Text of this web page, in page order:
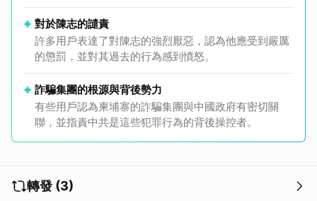
對於陳志的譴責
許多用戶表達了對陳志的強烈厭惡，認為他應受到嚴厲
的懲罰，並對其過去的行為感到憤怒。
詐騙集團的根源與背後勢力
有些用戶認為柬埔寨的詐騙集團與中國政府有密切關
聯，並指責中共是這些犯罪行為的背後操控者。
轉發 (3)